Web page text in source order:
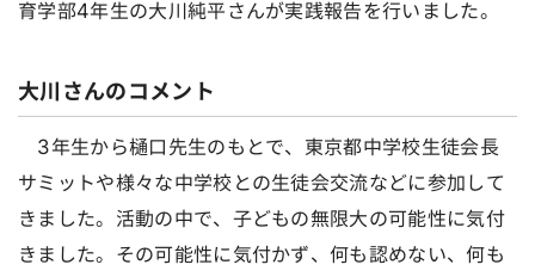
育学部4年生の大川純平さんが実践報告を行いました。
大川さんのコメント
3年生から樋口先生のもとで、東京都中学校生徒会長
サミットや様々な中学校との生徒会交流などに参加して
きました。活動の中で、子どもの無限大の可能性に気付
きました。その可能性に気付かず、何も認めない、何も